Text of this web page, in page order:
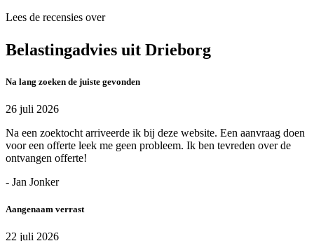
Lees de recensies over
Belastingadvies uit Drieborg
Na lang zoeken de juiste gevonden
26 juli 2026
Na een zoektocht arriveerde ik bij deze website. Een aanvraag doen
voor een offerte leek me geen probleem. Ik ben tevreden over de
ontvangen offerte!
- Jan Jonker
Aangenaam verrast
22 juli 2026